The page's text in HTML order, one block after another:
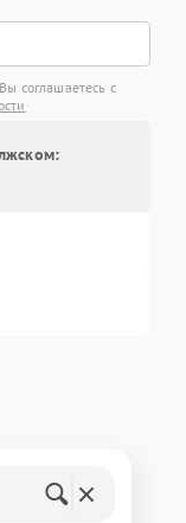
соглашаетесь с